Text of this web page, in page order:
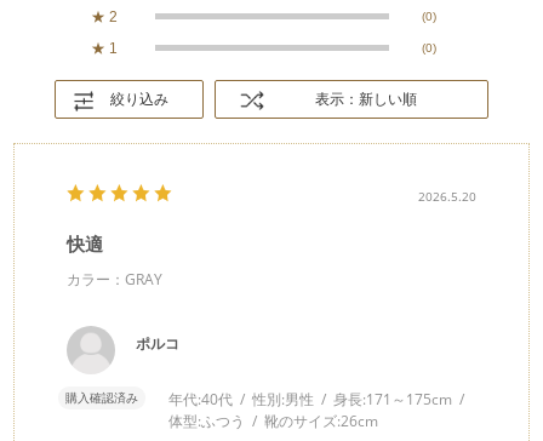
★ 2 (0)
★ 1 (0)
絞り込み 表示：新しい順
2026.5.20
快適
カラー：GRAY
ポルコ
購入確認済み 年代:40代 性別:男性 身長:171～175cm
体型:ふつう 靴のサイズ:26cm